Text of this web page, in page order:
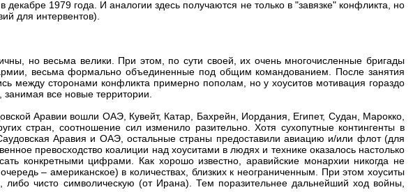
декабре 1979 года. И аналогии здесь получаются не только в "завязке" конфликта, но
для интервентов).
но весьма велики. При этом, по сути своей, их очень многочисленные бригады
весьма формально объединенные под общим командованием. После занятия
между сторонами конфликта примерно пополам, но у хоуситов мотивация гораздо
все новые территории.
Аравии вошли ОАЭ, Кувейт, Катар, Бахрейн, Иордания, Египет, Судан, Марокко,
стран, соотношение сил изменило разительно. Хотя сухопутные контингенты в
Аравия и ОАЭ, остальные страны предоставили авиацию и/или флот (для
превосходство коалиции над хоуситами в людях и технике оказалось настолько
конкретными цифрами. Как хорошо известно, аравийские монархии никогда не
– американское) в количествах, близких к неограниченным. При этом хоуситы
чисто символическую (от Ирана). Тем поразительнее дальнейший ход войны,